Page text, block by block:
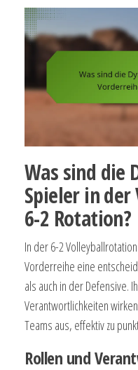
Was sind die
Spieler in
6-2 Rotation?
In der 6-2
Vorderreihe eine
als auch in der Defensive.
Verantwortlichkeiten
Teams aus, effektiv zu
Rollen und